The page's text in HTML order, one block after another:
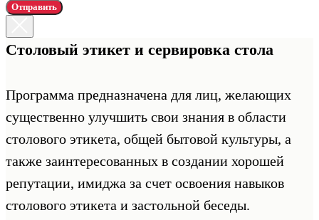
Отправить
Столовый этикет и сервировка стола
Программа предназначена для лиц, желающих
существенно улучшить свои знания в области
столового этикета, общей бытовой культуры, а
также заинтересованных в создании хорошей
репутации, имиджа за счет освоения навыков
столового этикета и застольной беседы.